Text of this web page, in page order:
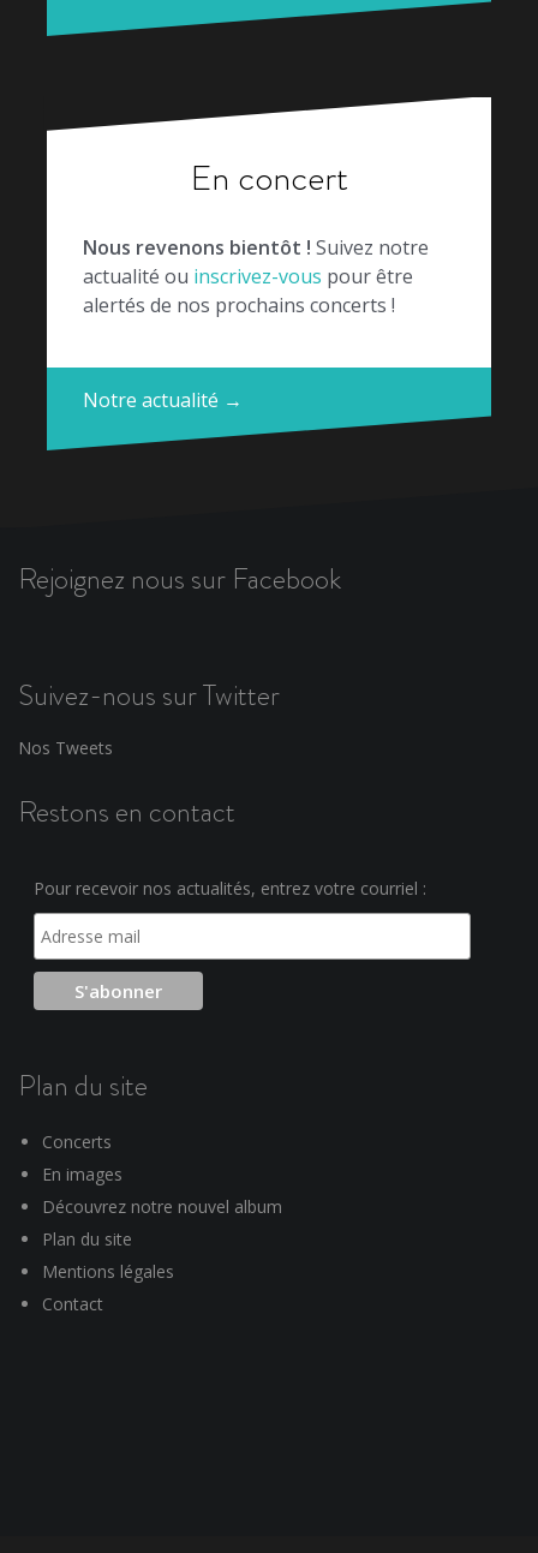
En concert
Nous revenons bientôt ! Suivez notre
actualité ou inscrivez-vous pour être
alertés de nos prochains concerts !
Notre actualité →
Rejoignez nous sur Facebook
Suivez-nous sur Twitter
Nos Tweets
Restons en contact
Pour recevoir nos actualités, entrez votre courriel :
Plan du site
Concerts
En images
Découvrez notre nouvel album
Plan du site
Mentions légales
Contact